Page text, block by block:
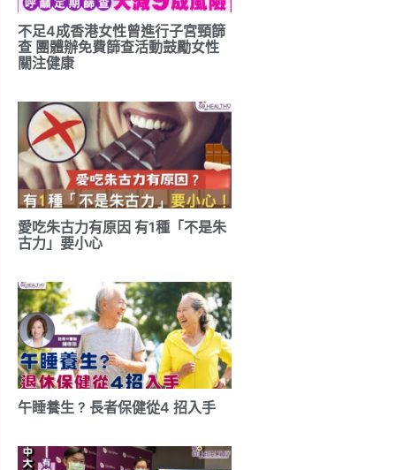
不足4成香港女性曾進行子宮頸篩
查 團體辦免費篩查活動鼓勵女性
關注健康
愛吃朱古力有原因 有1種「不是朱
古力」要小心
午睡養生 ? 長者保健從4 招入手